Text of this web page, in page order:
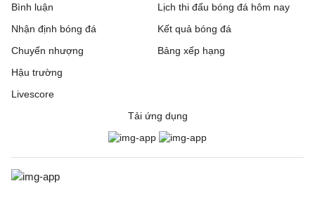
Bình luận
Nhận định bóng đá
Chuyển nhượng
Hậu trường
Livescore
Lịch thi đấu bóng đá hôm nay
Kết quả bóng đá
Bảng xếp hạng
Tải ứng dụng